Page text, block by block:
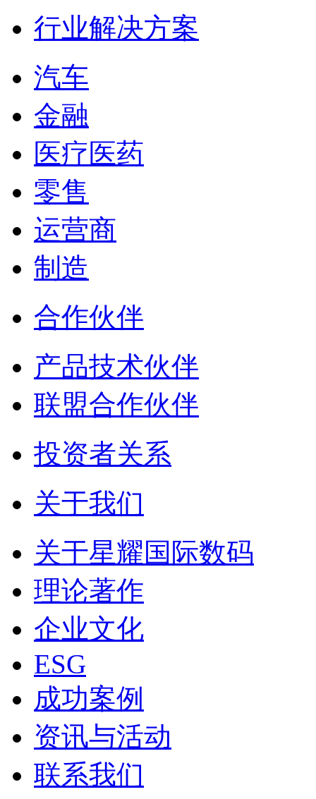
行业解决方案
汽车
金融
医疗医药
零售
运营商
制造
合作伙伴
产品技术伙伴
联盟合作伙伴
投资者关系
关于我们
关于星耀国际数码
理论著作
企业文化
ESG
成功案例
资讯与活动
联系我们